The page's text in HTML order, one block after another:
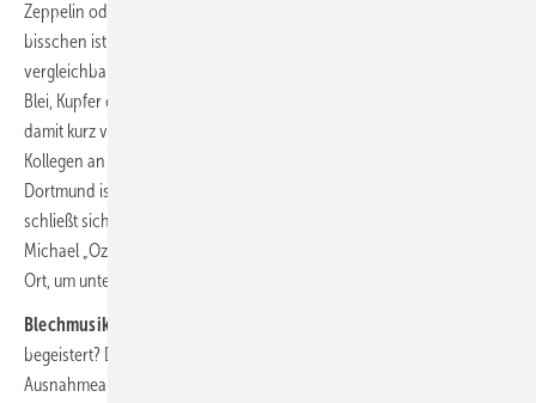
Zeppelin oder Deep Purple erregten damals weltweit Aufsehen. Ein
bisschen ist das Ganze mit der Entwicklung im Spenglerhandwerk
vergleichbar. Jahrhundertelang wurden vorwiegend Baumetalle wie
Blei, Kupfer oder Stahl verarbeitet. In den frühen 1950er-Jahren und
damit kurz vor der Entdeckung lauter Rockmusik wagten sich erste
Kollegen an die Verarbeitung von Aluminium. Die Westfalenhalle in
Dortmund ist eines der ersten Aludach-Großprojekte, und hier
schließt sich der Kreis: Musiker wie der im Juli 2025 verstorbene John
Michael „Ozzy“ Osbourne entdeckten die Westfalenhalle als perfekten
Ort, um unter einem Leichtmetalldach Heavy Metal zu spielen.
Blechmusik
begeistert? Das Gehör talentierter Kollegen oder, um es wie der
Ausnahmeausbilder Gert Brenner aus Stuttgart zu sagen: „Hör genau